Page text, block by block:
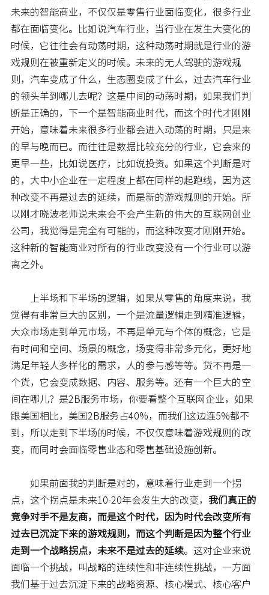
未来的智能商业，不仅仅是零售行业面临变化，很多行业
都在面临变化。比如说汽车行业，当行业在发生大变化的
时候，它往往会有动荡时期，这种动荡时期就是行业的游
戏规则在被重新定义的时候。未来的无人驾驶的游戏规
则，汽车变成了什么，生态圈变成了什么，过去汽车行业
的领头羊到哪儿去呢？这是中间的动荡时期，如果我们判
断是正确的，下一个是智能商业时代，而这个时代才刚刚
开始，意味着未来很多行业都会进入动荡的时期，只是来
的早与晚而已。而往往是数据比较充分的行业，它会来的
更早一些，比如说医疗，比如说投资。如果这个判断是对
的，大中小企业在一定程度上都在同样的起跑线，因为这
种改变不再是过去的延续，而是新的游戏规则的开始。所
以刚才晓波老师说未来会不会产生新的伟大的互联网创业
公司，我觉得是完全有可能的，而这种改变才刚刚开始。
这种新的智能商业对所有的行业改变没有一个行业可以游
离之外。
上半场和下半场的逻辑，如果从零售的角度来说，我
觉得有非常巨大的区别，一个是流量逻辑走到精准逻辑，
大众市场走到单元市场，不再是单元与个体的概念，它是
有时间和空间、场景的概念，场变得非常多元化，更好地
满足年轻人多样化的需求，人的参与感等等。货不再是一
个货，它会变成数据、内容、服务等。还有一个巨大的空
间在哪儿？是2B服务市场，你要看整个互联网企业，如果
跟美国相比，美国2B服务占40%，而我们这边连5%都不
到，所以走到下半场的时候，不仅仅意味着游戏规则的改
变，而同时会面临零售业态和零售基础设施创新。
如果前面我的判断是对的，意味着行业走到一个拐
点，这个拐点是未来10-20年会发生大的改变， 我们真正的
竞争对手不是友商，而是这个时代，因为时代会改变所有
过去已沉淀下来的游戏规则，而这个判断是因为整个行业
走到一个战略拐点，未来不是过去的延续。这对企业来说
面临一个挑战，叫战略的连续性和非连续性挑战，一方面
我们基于过去沉淀下来的战略资源、核心模式、核心客户